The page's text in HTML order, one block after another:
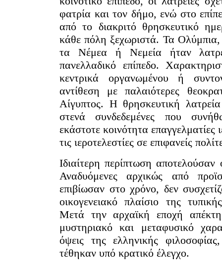
φατρία και τον δήμο, ενώ στο
πό το διακριτό θρησκευτικό
κάθε πόλη ξεχωριστά. Τα
τα Νέμεα ή Νεμεία ήταν
πανελλαδικό επίπεδο.
κεντρικά οργανωμένου ή
ντίθεση με παλαιότερες
Αίγυπτος. Η θρησκευτική
στενά συνδεδεμένες που
εκάστοτε κοινότητα επαγγελματίες
τις ιεροτελεστίες σε επιφανείς
Ιδιαίτερη περίπτωση αποτελούσαν
Αναδυόμενες αρχικώς από
επιβίωσαν στο χρόνο, δεν
οικογενειακό πλαίσιο της
Μετά την αρχαϊκή εποχή
μυστηριακό και μεταφυσικό
όψεις της ελληνικής
τέθηκαν υπό κρατικό έλεγχο.